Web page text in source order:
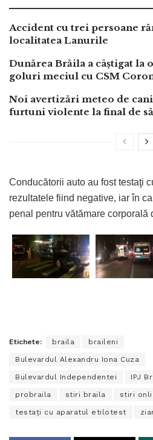
Accident cu trei persoane
localitatea Lanurile
Dunărea Brăila a câștigat la
goluri meciul cu CSM
Noi avertizări meteo de
furtuni violente la final de
Conducătorii auto au fost testaţi
rezultatele fiind negative, iar în
penal pentru vătămare corporală
Etichete: braila braileni
Bulevardul Alexandru Iona Cuza
Bulevardul Independentei IPJ
probraila stiri braila stiri
testaţi cu aparatul etilotest